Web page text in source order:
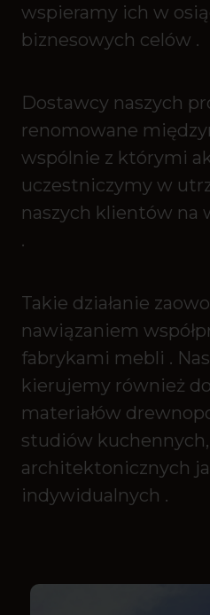
wspieramy ich w
biznesowych celów .
Dostawcy naszych
renomowane
wspólnie z którymi
uczestniczymy w
naszych klientów na
.
Takie działanie
nawiązaniem
fabrykami mebli .
kierujemy również
materiałów
studiów
architektonicznych
indywidualnych .